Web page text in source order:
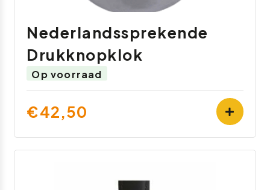
Nederlandssprekende
Drukknopklok
Op voorraad
€42,50